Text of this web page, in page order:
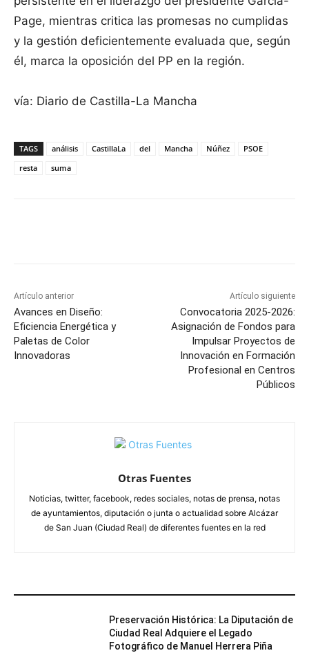
Page, mientras critica las promesas no cumplidas
y la gestión deficientemente evaluada que, según
él, marca la oposición del PP en la región.
vía: Diario de Castilla-La Mancha
TAGS análisis CastillaLa del Mancha Núñez
PSOE
resta
suma
Artículo anterior
Avances en Diseño:
Eficiencia Energética y
Paletas de Color
Innovadoras
Artículo siguiente
Convocatoria 2025-2026:
Asignación de Fondos para
Impulsar Proyectos de
Innovación en Formación
Profesional en Centros
Públicos
Otras Fuentes
Noticias, twitter, facebook, redes sociales, notas de prensa, notas
de ayuntamientos, diputación o junta o actualidad sobre Alcázar
de San Juan (Ciudad Real) de diferentes fuentes en la red
Preservación Histórica: La Diputación de
Ciudad Real Adquiere el Legado
Fotográfico de Manuel Herrera Piña